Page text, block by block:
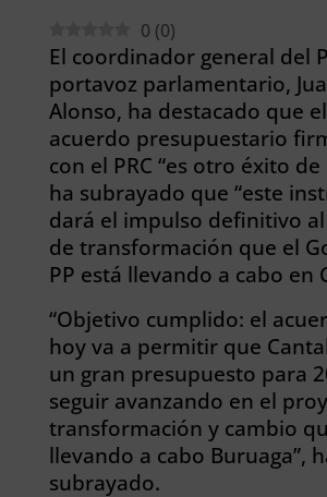
0 (0)
El coordinador general del
portavoz parlamentario,
Alonso, ha destacado que
acuerdo presupuestario
con el PRC “es otro éxito de
ha subrayado que “este
dará el impulso definitivo
de transformación que el
PP está llevando a cabo en
“Objetivo cumplido: el
hoy va a permitir que
un gran presupuesto para
seguir avanzando en el
transformación y cambio
llevando a cabo Buruaga”,
subrayado.